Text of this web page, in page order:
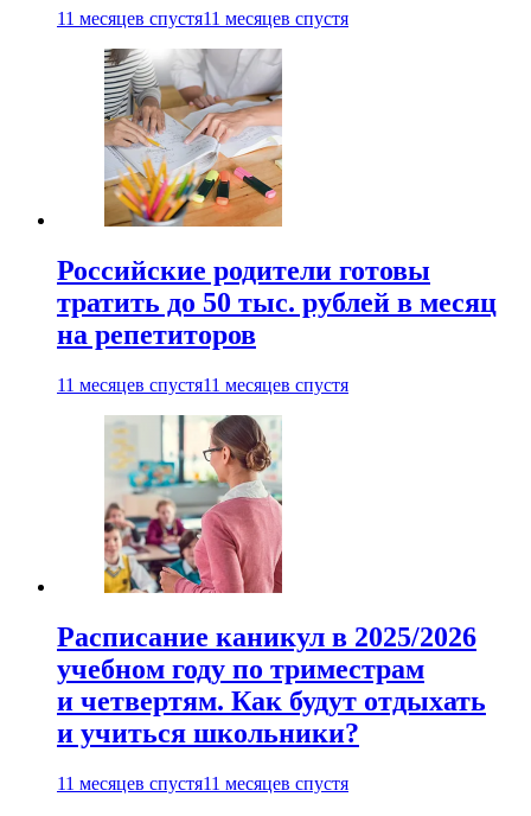
11 месяцев спустя11 месяцев спустя
Российские родители готовы
тратить до 50 тыс. рублей в месяц
на репетиторов
11 месяцев спустя11 месяцев спустя
Расписание каникул в 2025/2026
учебном году по триместрам
и четвертям. Как будут отдыхать
и учиться школьники?
11 месяцев спустя11 месяцев спустя